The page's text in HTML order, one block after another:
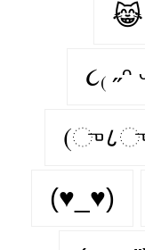
😹
૮₍ ˶ᵔ
(♥_♥)